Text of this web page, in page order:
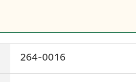
264-0016